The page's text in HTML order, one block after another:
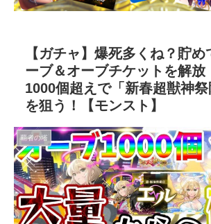
【ガチャ】爆死多くね？貯
ーブ＆オーブチケットを解放
1000個超えで「新春超獣神祭
を狙う！【モンスト】
覇者の塔